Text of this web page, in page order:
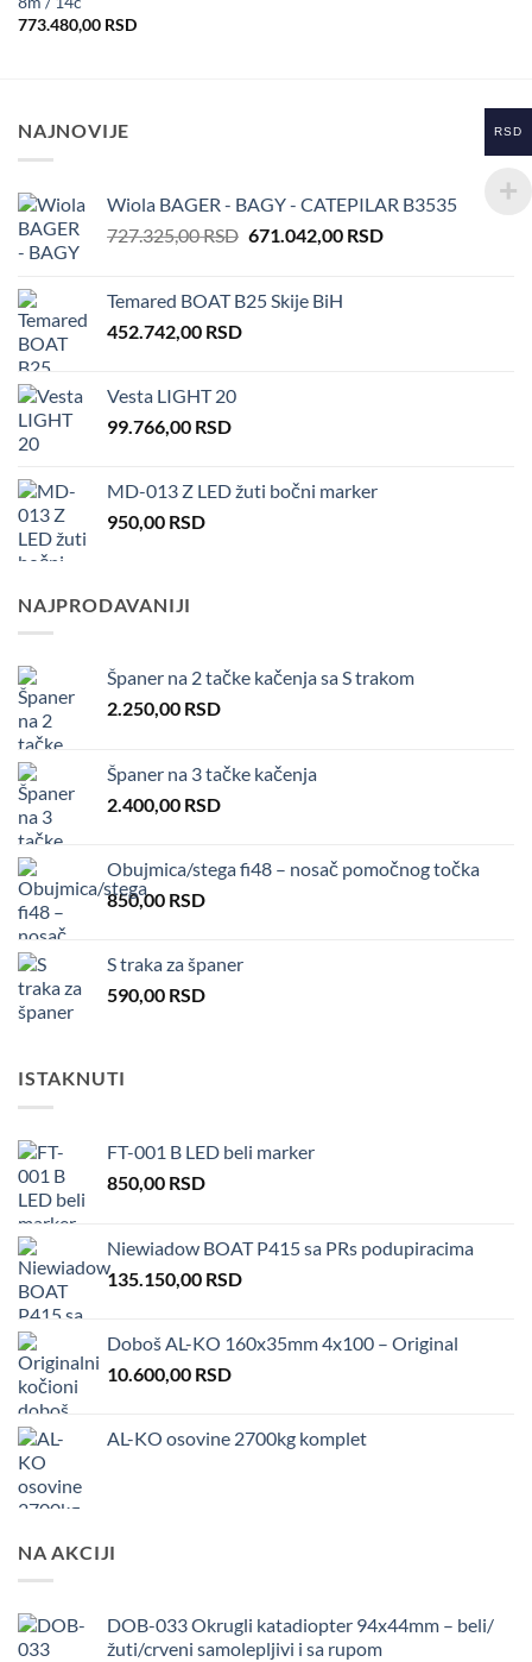
773.480,00 RSD
NAJNOVIJE
Wiola BAGER - BAGY - CATEPILAR B3535
727.325,00RSD Original
727.325,00 RSD.
671.042,00 RSDCurrent
Temared BOAT B25 Skije BiH
452.742,00 RSD
Vesta LIGHT 20
99.766,00 RSD
MD-013 Z LED žuti bočni marker
950,00 RSD
NAJPRODAVANIJI
Španer na 2 tačke kačenja sa S trakom
2.250,00 RSD
Španer na 3 tačke kačenja
2.400,00 RSD
Obujmica/stega fi48 – nosač pomočnog točka
850,00 RSD
S traka za španer
590,00 RSD
ISTAKNUTI
FT-001 B LED beli marker
850,00 RSD
Niewiadow BOAT P415 sa PRs podupiracima
135.150,00 RSD
Doboš AL-KO 160x35mm 4x100 – Original
10.600,00 RSD
AL-KO osovine 2700kg komplet
NA AKCIJI
DOB-033 Okrugli katadiopter 94x44mm – beli/
žuti/crveni samolepljivi i sa rupom
RSD